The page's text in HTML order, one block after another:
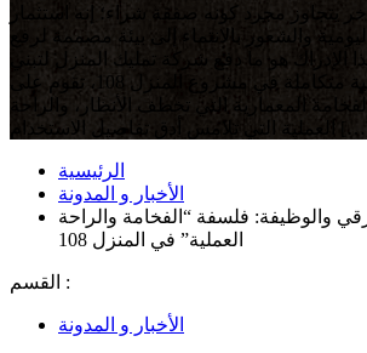
يتجاوز مجرد كونه صفقة شراء؛ إنه استثمار
والشعور بالانتماء إلى بيئة مصممة لرفع
الإدراك هو ما دفع شركة تمليك المنزل لتبني
فلسفة تصميمية متكاملة في مشروع المنزل 108، تقوم على
المعمارية التي تخطف الأنظار، والراحة
تلامس أدق تفاصيل الاستخدام […]
الرئيسية
الأخبار و المدونة
والوظيفة: فلسفة “الفخامة والراحة
العملية” في المنزل 108
القسم :
الأخبار و المدونة